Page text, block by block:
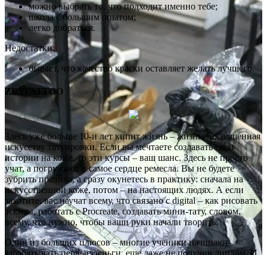
можно выбрать то, что подходит именно тебе;
школа с большим опытом;
легко добраться.
Недостатки:
бывает, что качество краски оставляет желать лучшего.
ZBSTATTOO
Здесь уже больше 10-и лет кипит жизнь – жизнь, посвященная
искусству татуировки. Если вы мечтаете создавать свои
истории на коже, то эти курсы – ваш шанс. Здесь не просто
учат, а погружают в самое сердце ремесла. Вы не будете
зубрить правила, а сразу окунетесь в практику: сначала на
искусственной коже, потом – на настоящих людях. А если
захотите, вас научат всему, что связано с digital – как рисовать
эскизы, работать с Procreate, создавать мини-тату, словом,
всему, что нужно, чтобы ваши руки начали творить.
Один из больших плюсов – многие ученики начинают
зарабатывать первые деньги, еще даже не получив диплом. И